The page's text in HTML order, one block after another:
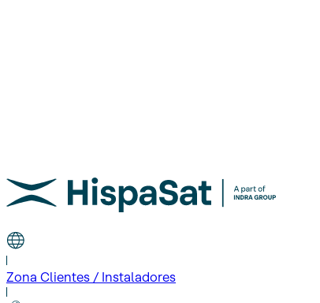
Zona Clientes / Instaladores